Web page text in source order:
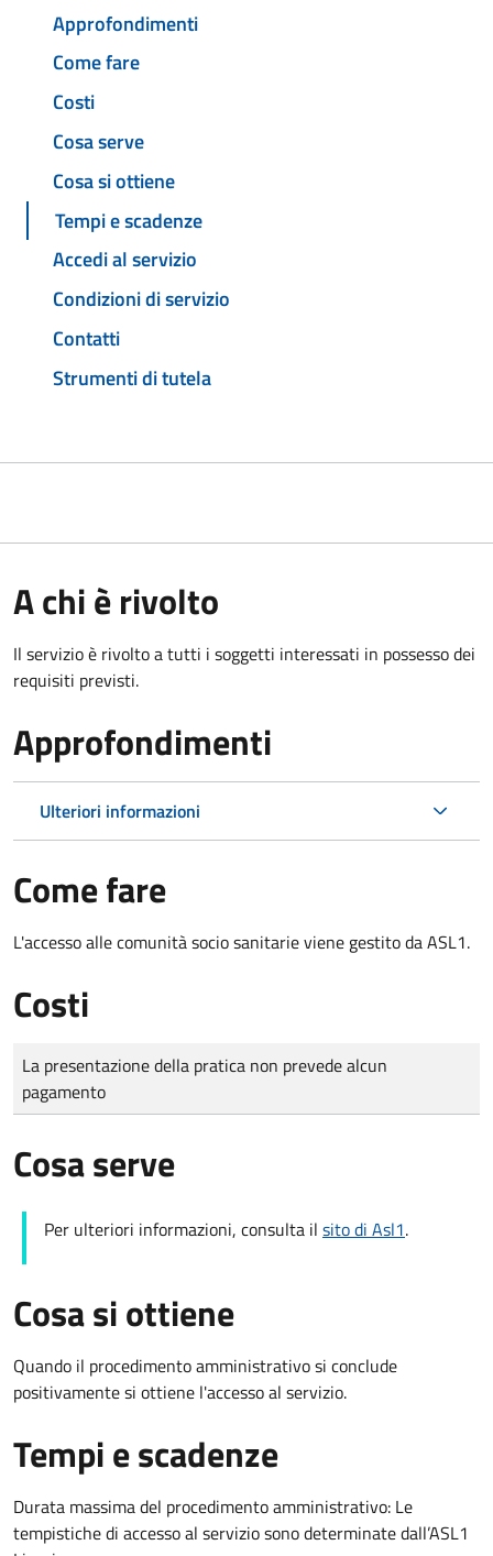
Approfondimenti
Come fare
Costi
Cosa serve
Cosa si ottiene
Tempi e scadenze
Accedi al servizio
Condizioni di servizio
Contatti
Strumenti di tutela
A chi è rivolto
Il servizio è rivolto a tutti i soggetti interessati in possesso dei
requisiti previsti.
Approfondimenti
Ulteriori informazioni
Come fare
L'accesso alle comunità socio sanitarie viene gestito da ASL1.
Costi
Tipo di pagamento
Importo
La presentazione della pratica non prevede alcun
pagamento
Cosa serve
Per ulteriori informazioni, consulta il sito di Asl1.
Cosa si ottiene
Quando il procedimento amministrativo si conclude
positivamente si ottiene l'accesso al servizio.
Tempi e scadenze
Durata massima del procedimento amministrativo: Le
tempistiche di accesso al servizio sono determinate dall’ASL1